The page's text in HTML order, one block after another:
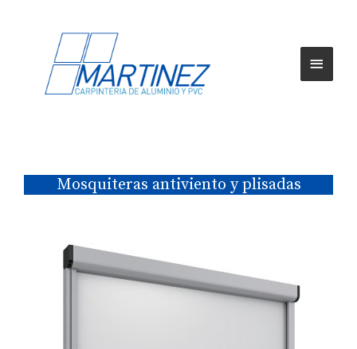
Mosquiteras antiviento y plisadas